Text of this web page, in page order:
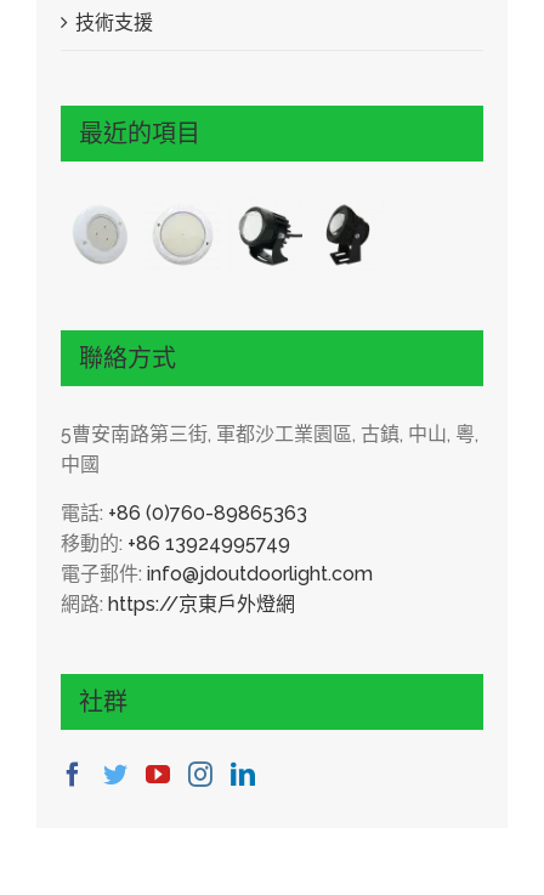
技術支援
最近的項目
聯絡方式
5曹安南路第三街, 軍都沙工業園區, 古鎮, 中山, 粵,
中國
電話: +86 (0)760-89865363
移動的: +86 13924995749
電子郵件: info@jdoutdoorlight.com
網路: https://京東戶外燈網
社群